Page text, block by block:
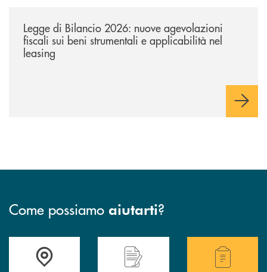
Legge di Bilancio 2026: nuove agevolazioni
fiscali sui beni strumentali e applicabilità nel
leasing
Come possiamo aiutarti?
Accedi all' elenco completo delle filiali della Bcc
Hai bisogno di assistenza immediata?
Hai bisogno di